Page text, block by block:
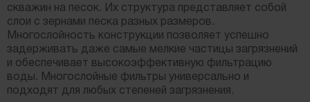
скважин на песок. Их структура представляет собой
слои с зернами песка разных размеров.
Многослойность конструкции позволяет успешно
задерживать даже самые мелкие частицы загрязнений
и обеспечивает высокоэффективную фильтрацию
воды. Многослойные фильтры универсально и
подходят для любых степеней загрязнения.